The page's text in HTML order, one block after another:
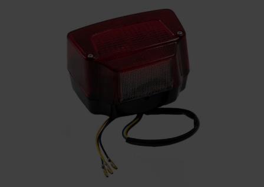
Montage/Arbetshandsk
e Hanvo PE304 1 par
20KR
Solglasögon 5 pack
125
KÖP